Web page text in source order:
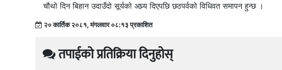
चौथो दिन बिहान उदाउँदो सूर्यको अघ्र्य दिएपछि छठपर्वको विधिवत समापन हुन्छ ।
२० कार्तिक २०८१, मंगलवार ०८:१३ प्रकाशित
तपाईको प्रतिक्रिया दिनुहोस्